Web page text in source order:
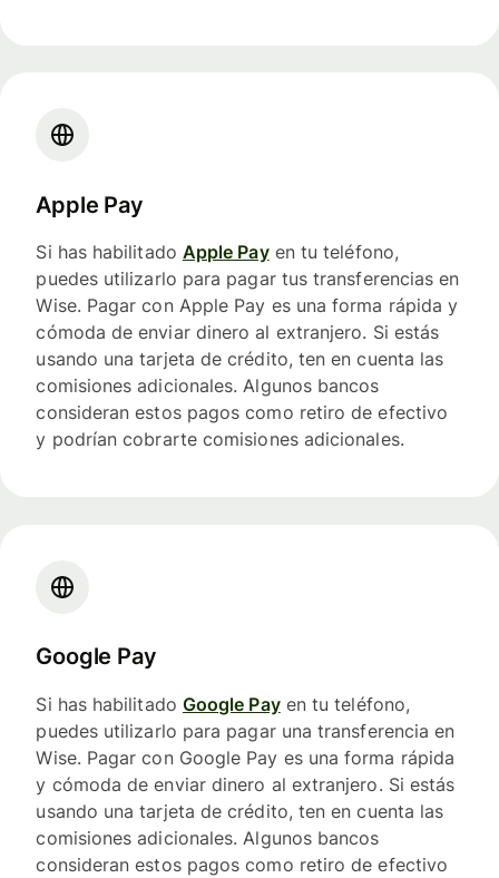
Apple Pay
Si has habilitado Apple Payen tu teléfono,
puedes utilizarlo para pagar tus transferencias en
Wise. Pagar con Apple Pay es una forma rápida y
cómoda de enviar dinero al extranjero. Si estás
usando una tarjeta de crédito, ten en cuenta las
comisiones adicionales. Algunos bancos
consideran estos pagos como retiro de efectivo
y podrían cobrarte comisiones adicionales.
Google Pay
Si has habilitado Google Payen tu teléfono,
puedes utilizarlo para pagar una transferencia en
Wise. Pagar con Google Pay es una forma rápida
y cómoda de enviar dinero al extranjero. Si estás
usando una tarjeta de crédito, ten en cuenta las
comisiones adicionales. Algunos bancos
consideran estos pagos como retiro de efectivo